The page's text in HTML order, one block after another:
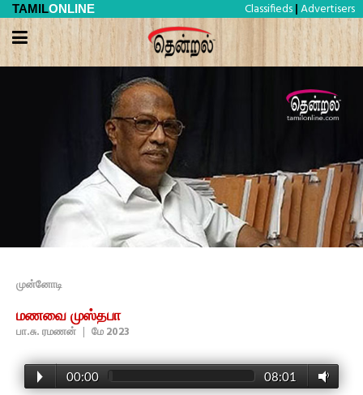
TAMILONLINE Classifieds | Advertisers
முன்னோடி
மணவை முஸ்தபா
பா.சு. ரமணன் | மே 2023
00:00 08:01